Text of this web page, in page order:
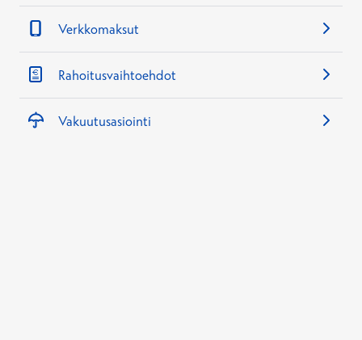
Verkkomaksut
Rahoitusvaihtoehdot
Vakuutusasiointi